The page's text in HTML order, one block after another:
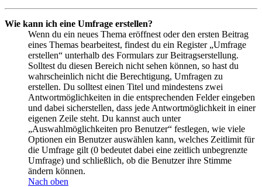
Wie kann ich eine Umfrage erstellen?
Wenn du ein neues Thema eröffnest oder den ersten Beitrag
eines Themas bearbeitest, findest du ein Register „Umfrage
erstellen“ unterhalb des Formulars zur Beitragserstellung.
Solltest du diesen Bereich nicht sehen können, so hast du
wahrscheinlich nicht die Berechtigung, Umfragen zu
erstellen. Du solltest einen Titel und mindestens zwei
Antwortmöglichkeiten in die entsprechenden Felder eingeben
und dabei sicherstellen, dass jede Antwortmöglichkeit in einer
eigenen Zeile steht. Du kannst auch unter
„Auswahlmöglichkeiten pro Benutzer“ festlegen, wie viele
Optionen ein Benutzer auswählen kann, welches Zeitlimit für
die Umfrage gilt (0 bedeutet dabei eine zeitlich unbegrenzte
Umfrage) und schließlich, ob die Benutzer ihre Stimme
ändern können.
Nach oben